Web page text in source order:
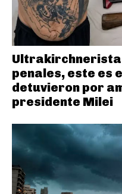
Ultrakirchnerista
penales, este es
detuvieron por
presidente Milei